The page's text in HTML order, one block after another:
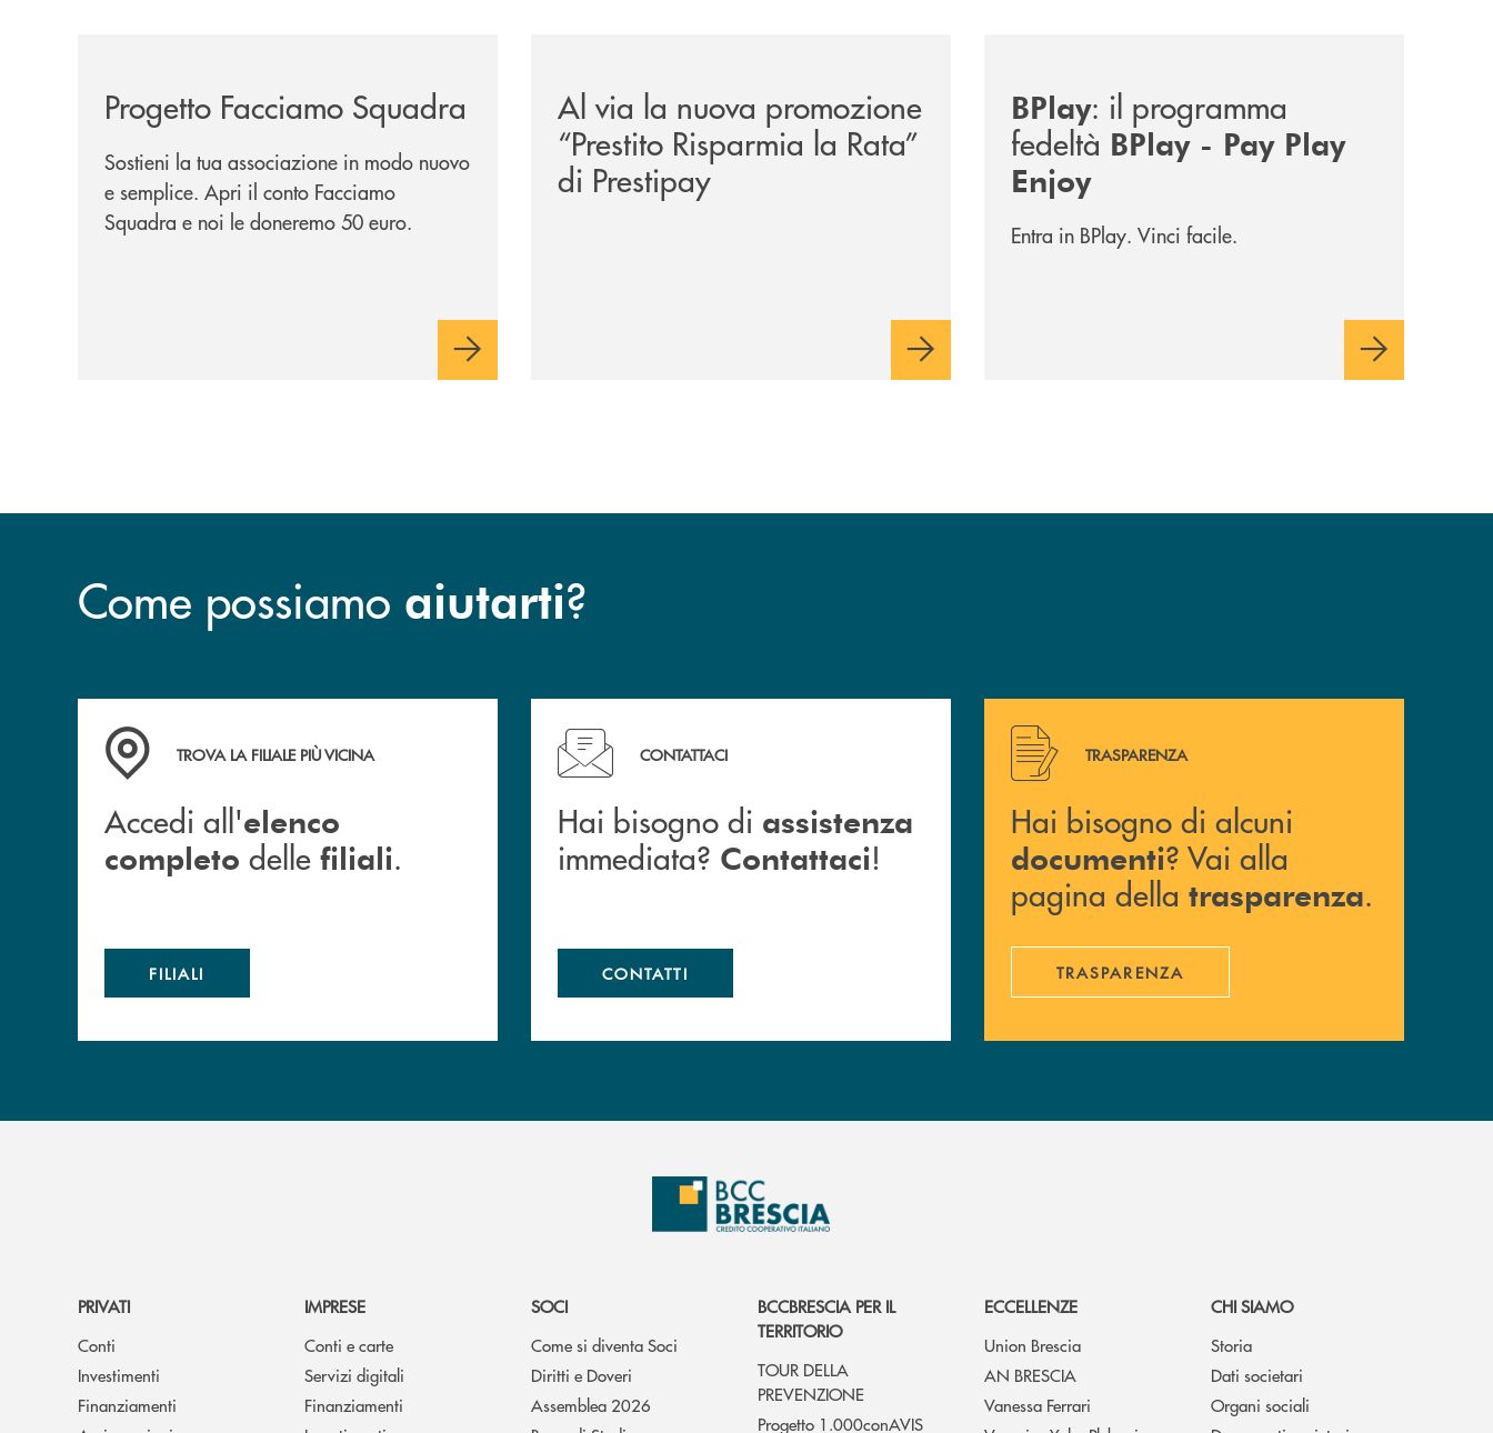
Progetto Facciamo Squadra
Sostieni la tua associazione in modo nuovo
e semplice. Apri il conto Facciamo
Squadra e noi le doneremo 50 euro.
Al via la nuova promozione
“Prestito Risparmia la Rata”
di Prestipay
BPlay: il programma
fedeltà BPlay - Pay Play
Enjoy
Entra in BPlay. Vinci facile.
Come possiamo aiutarti?
Accedi all' elenco completo delle filiali .
TROVA LA FILIALE PIÙ VICINA
Accedi all'elenco
completo delle filiali.
FILIALI
Hai bisogno di assistenza immediata? Contattaci !
CONTATTACI
Hai bisogno di assistenza
immediata? Contattaci!
CONTATTI
Hai bisogno di alcuni documenti ? Vai alla pagina della
TRASPARENZA
Hai bisogno di alcuni
documenti? Vai alla
pagina della trasparenza.
TRASPARENZA
PRIVATI
Conti
Investimenti
Finanziamenti
IMPRESE
Conti e carte
Servizi digitali
Finanziamenti
SOCI
Come si diventa Soci
Diritti e Doveri
Assemblea 2026
BCCBRESCIA PER IL
TERRITORIO
TOUR DELLA
PREVENZIONE
Progetto 1.000conAVIS
ECCELLENZE
Union Brescia
AN BRESCIA
Vanessa Ferrari
CHI SIAMO
Storia
Dati societari
Organi sociali